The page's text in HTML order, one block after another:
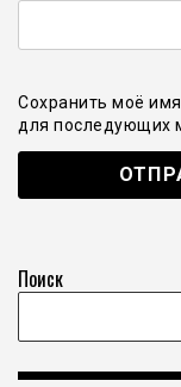
Сохранить моё
для последующих
Поиск